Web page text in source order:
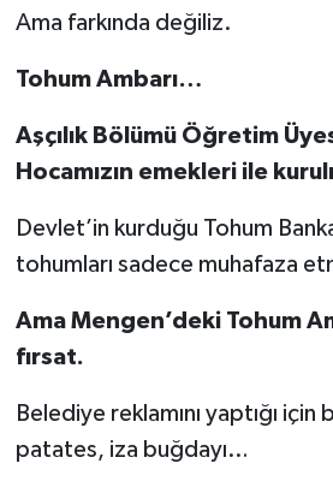
Ama farkında değiliz.
Tohum Ambarı…
Aşçılık Bölümü Öğretim
Hocamızın emekleri ile
Devlet’in kurduğu Tohum
tohumları sadece muhafaza
Ama Mengen’deki Tohum
fırsat.
Belediye reklamını yaptığı
patates, iza buğdayı…